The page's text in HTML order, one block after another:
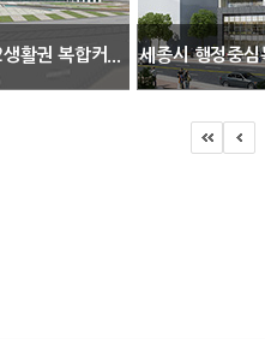
활권 복합커... 세종시 행정중